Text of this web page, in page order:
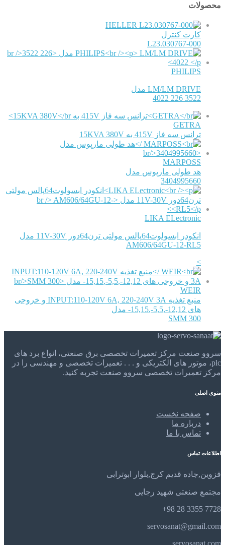
محصولات
HELLER
کارت کنترل
L23.030767-000
PHILIPS
LM/LM DRIVE مدل
3522 226 4022
GETRA
ترانس سه فاز 415V به 15KVA 380V
MARPOSS
هد طولی مارپوس مدل
3404995660
LIKA ELectronic
انکودر ابسولوت64پالس مولتی ترن64دور 11V-30V مدل
AM606/64GU-12-RL5
>
WEIR
منبع تغذیه INPUT:110-120V 6A, 220-240V 3A و خروجی
های 12,12-,5,5-,15,15- مدل
SMM 300
سروو صنعت مرکز تعمیرات تخصصی برق صنعتی، انواع برد های
plc، موتور های الکتریکی و . . . تعمیرات تخصصی و مهندسی را در
مرکز تعمیرات تخصصی سروو صنعت تجربه کنید.
منوی اصلی
صفحه نخست
درباره ما
تماس با ما
اطلاعات تماس
قزوین,جاده قدیم کرج,بلوار ابوترابی
مجتمع صنعتی شهید رجایی
7728 3355 28 98+
servosanat@gmail.com
servosanat.com